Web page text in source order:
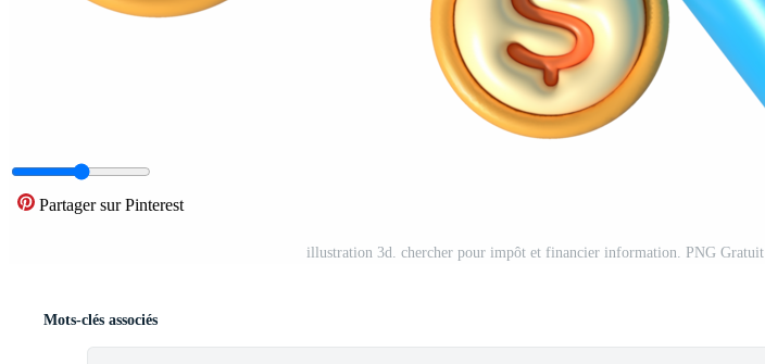
Partager sur Pinterest
illustration 3d. chercher pour impôt et financier information. PNG Gratuit
Mots-clés associés